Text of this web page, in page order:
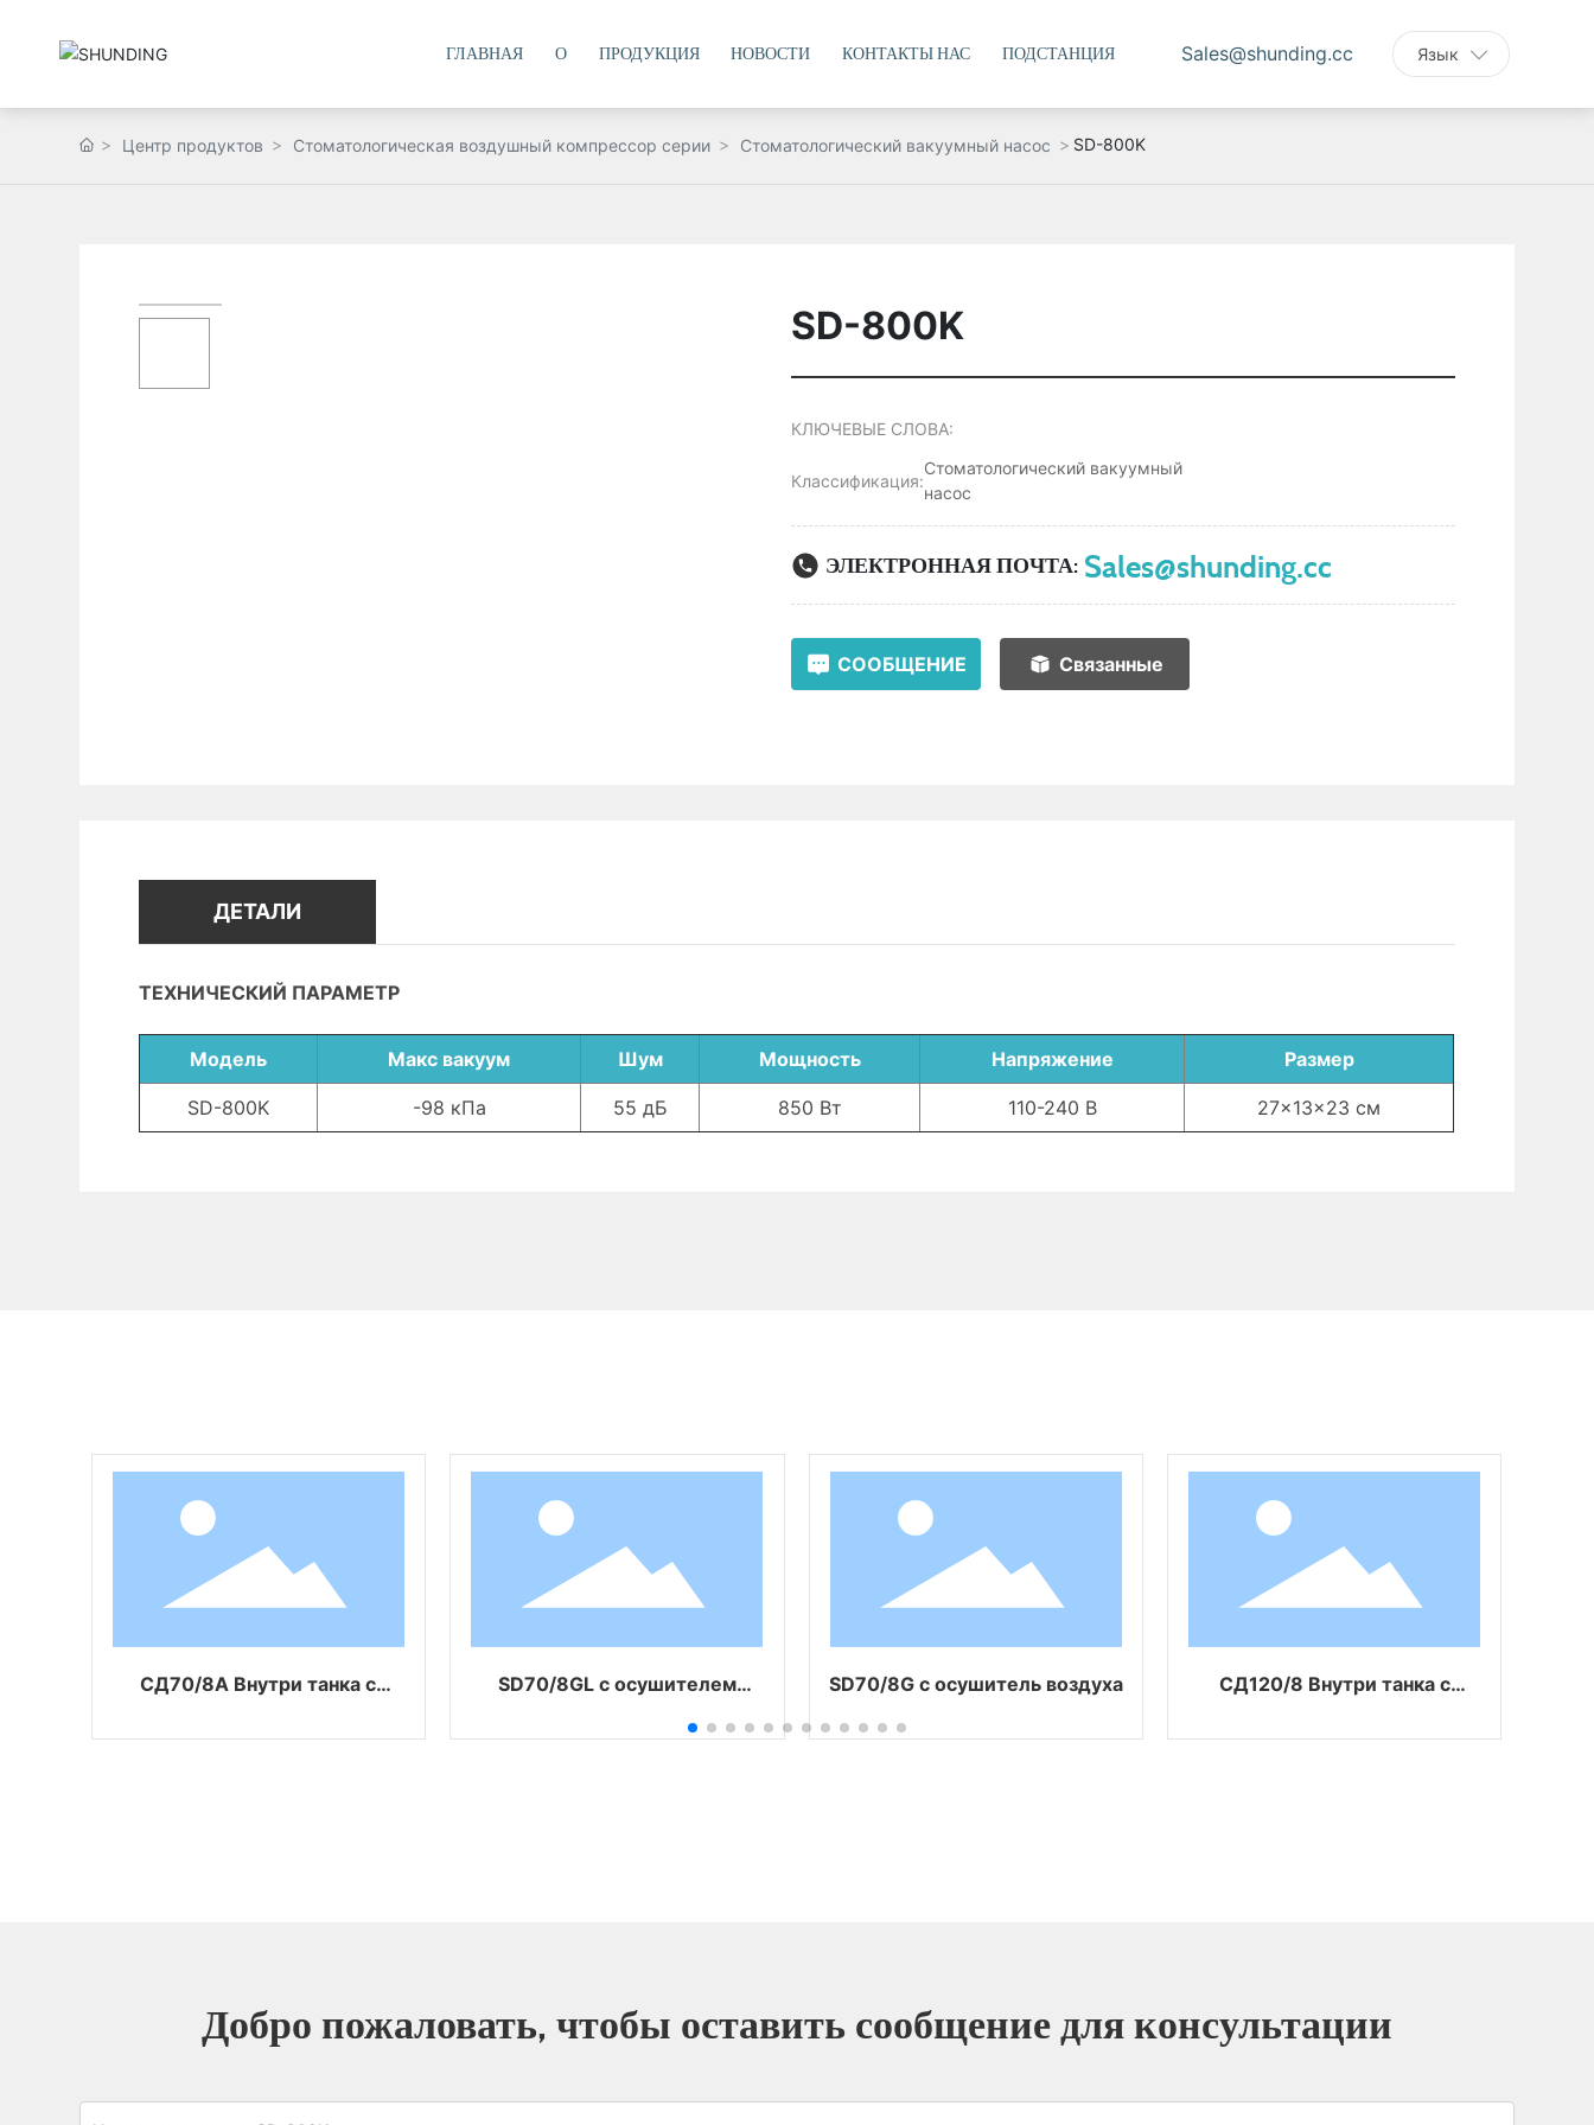
ГЛАВНАЯ О ПРОДУКЦИЯ НОВОСТИ КОНТАКТЫ НАС ПОДСТАНЦИЯ Sales@shunding.cc Язык
Центр продуктов Стоматологическая воздушный компрессор серии Стоматологический вакуумный насос SD-800K
SD-800K
КЛЮЧЕВЫЕ СЛОВА:
Классификация:
Стоматологический вакуумный
насос
ЭЛЕКТРОННАЯ ПОЧТА: Sales@shunding.cc
СООБЩЕНИЕ Связанные
ДЕТАЛИ
ТЕХНИЧЕСКИЙ ПАРАМЕТР
Модель Макс вакуум Шум Мощность Напряжение Размер
SD-800K -98 кПа 55 дБ 850 Вт 110-240 В 27x13x23 см
СД70/8А Внутри танка с
SD70/8GL с осушителем
воздуха и охладителем
SD70/8G с осушитель воздуха
СД120/8 Внутри танка с
Добро пожаловать, чтобы оставить сообщение для консультации